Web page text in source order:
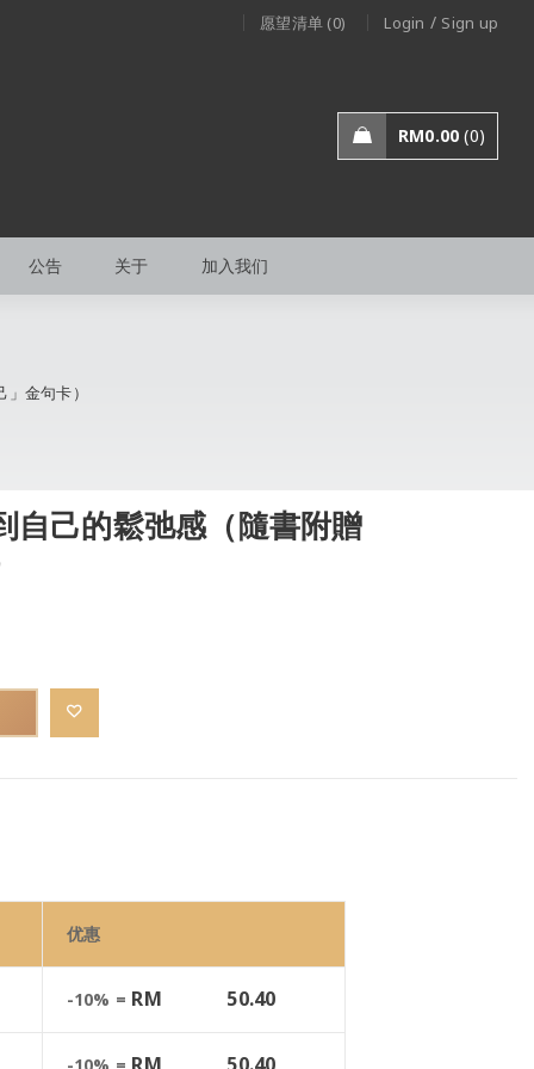
愿望清单 (0) Login / Sign up
RM0.00 0
公告 关于 加入我们
金句卡）
自己的鬆弛感（隨書附贈
优惠
-10% = RM 50.40